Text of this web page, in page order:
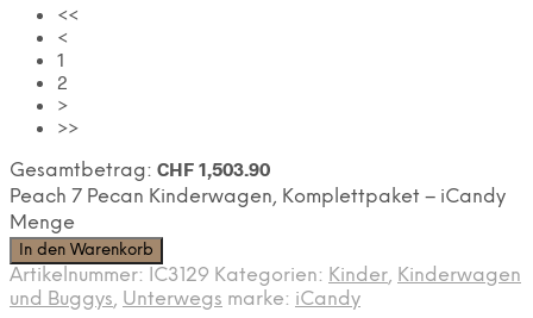
<<
<
1
2
>
>>
Gesamtbetrag: CHF 1,503.90
Peach 7 Pecan Kinderwagen, Komplettpaket – iCandy
Menge
In den Warenkorb
Artikelnummer: IC3129 Kategorien: Kinder, Kinderwagen
und Buggys, Unterwegs marke: iCandy